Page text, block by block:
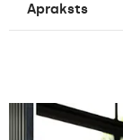
Apraksts